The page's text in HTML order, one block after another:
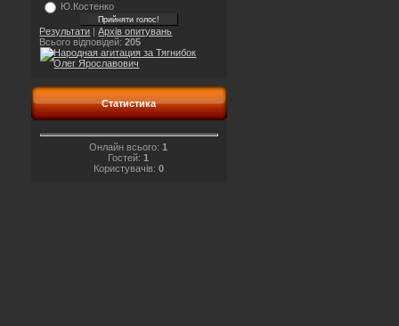
Ю.Костенко
Результати |Архів опитувань
Всього відповідей:205
Статистика
Онлайн всього:1
Гостей:1
Користувачів: 0